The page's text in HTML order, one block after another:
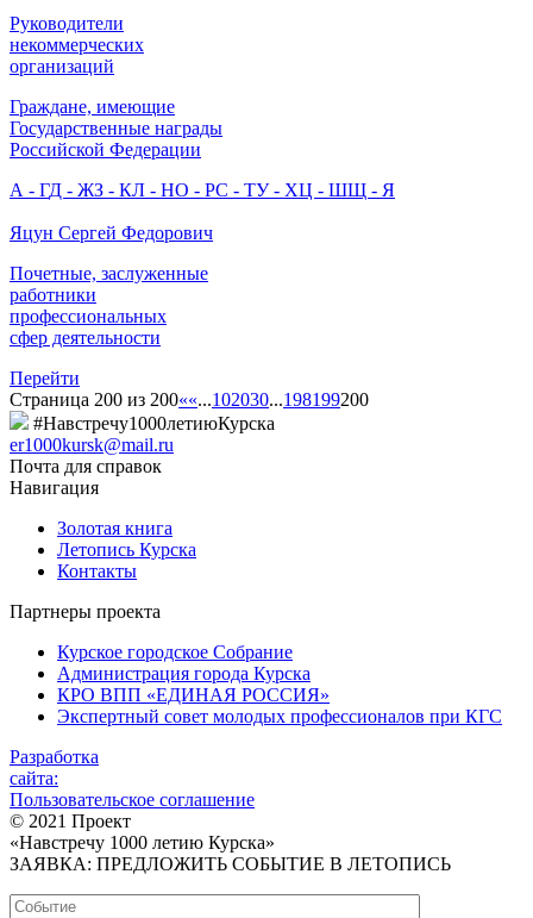
Руководители
некоммерческих
организаций
Граждане, имеющие
Государственные награды
Российской Федерации
А - ГД - ЖЗ - КЛ - НО - РС - ТУ - ХЦ - ШЩ - Я
Яцун Сергей Федорович
Почетные, заслуженные
работники
профессиональных
сфер деятельности
Перейти
Страница 200 из 200««...102030...198199200
#Навстречу1000летиюКурска
er1000kursk@mail.ru
Почта для справок
Навигация
Золотая книга
Летопись Курска
Контакты
Партнеры проекта
Курское городское Собрание
Администрация города Курска
КРО ВПП «ЕДИНАЯ РОССИЯ»
Экспертный совет молодых профессионалов при КГС
Разработка
сайта:
Пользовательское соглашение
© 2021 Проект
«Навстречу 1000 летию Курска»
ЗАЯВКА: ПРЕДЛОЖИТЬ СОБЫТИЕ В ЛЕТОПИСЬ